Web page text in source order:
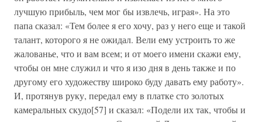
лучшую прибыль, чем мог бы извлечь, играя». На это
папа сказал: «Тем более я его хочу, раз у него еще и такой
талант, которого я не ожидал. Вели ему устроить то же
жалованье, что и вам всем; и от моего имени скажи ему,
чтобы он мне служил и что я изо дня в день также и по
другому его художеству широко буду давать ему работу».
И, протянув руку, передал ему в платке сто золотых
камеральных скудо[57] и сказал: «Подели их так, чтобы и